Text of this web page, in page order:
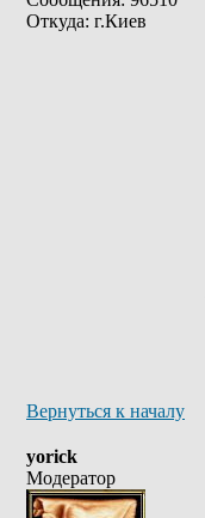
Откуда: г.Киев
Вернуться к началу
yorick
Модератор